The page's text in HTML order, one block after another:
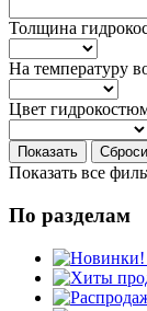
Толщина
На температуру
Цвет
Показать
Показать все
По разделам